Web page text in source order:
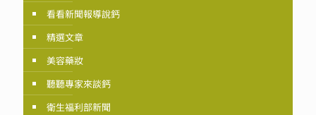
看看新聞報導說鈣
精選文章
美容藥妝
聽聽專家來談鈣
衛生福利部新聞